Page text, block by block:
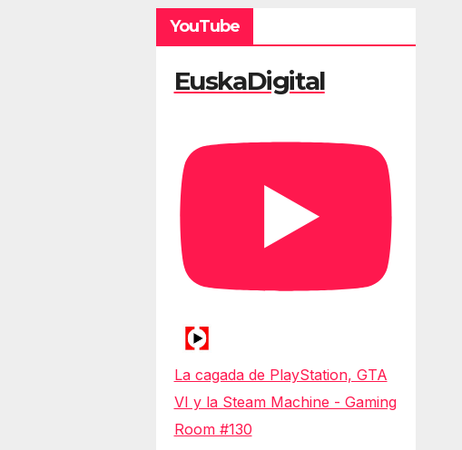
YouTube
EuskaDigital
La cagada de PlayStation, GTA
VI y la Steam Machine - Gaming
Room #130